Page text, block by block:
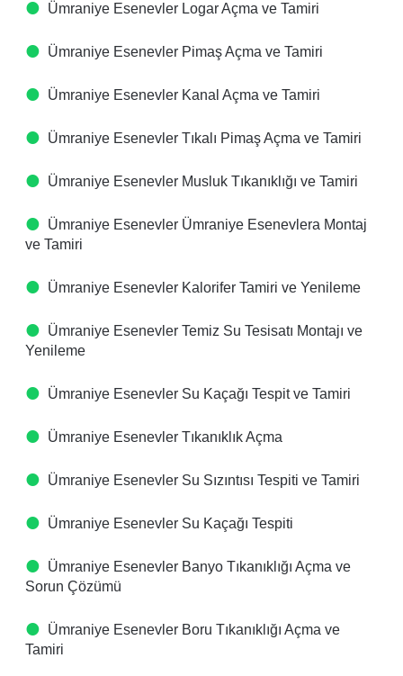
Ümraniye Esenevler Logar Açma ve Tamiri
Ümraniye Esenevler Pimaş Açma ve Tamiri
Ümraniye Esenevler Kanal Açma ve Tamiri
Ümraniye Esenevler Tıkalı Pimaş Açma ve Tamiri
Ümraniye Esenevler Musluk Tıkanıklığı ve Tamiri
Ümraniye Esenevler Ümraniye Esenevlera Montaj
ve Tamiri
Ümraniye Esenevler Kalorifer Tamiri ve Yenileme
Ümraniye Esenevler Temiz Su Tesisatı Montajı ve
Yenileme
Ümraniye Esenevler Su Kaçağı Tespit ve Tamiri
Ümraniye Esenevler Tıkanıklık Açma
Ümraniye Esenevler Su Sızıntısı Tespiti ve Tamiri
Ümraniye Esenevler Su Kaçağı Tespiti
Ümraniye Esenevler Banyo Tıkanıklığı Açma ve
Sorun Çözümü
Ümraniye Esenevler Boru Tıkanıklığı Açma ve
Tamiri